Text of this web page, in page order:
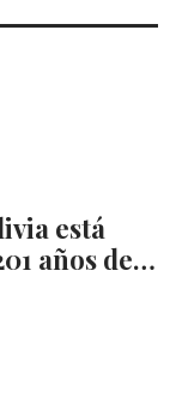
está
años de…